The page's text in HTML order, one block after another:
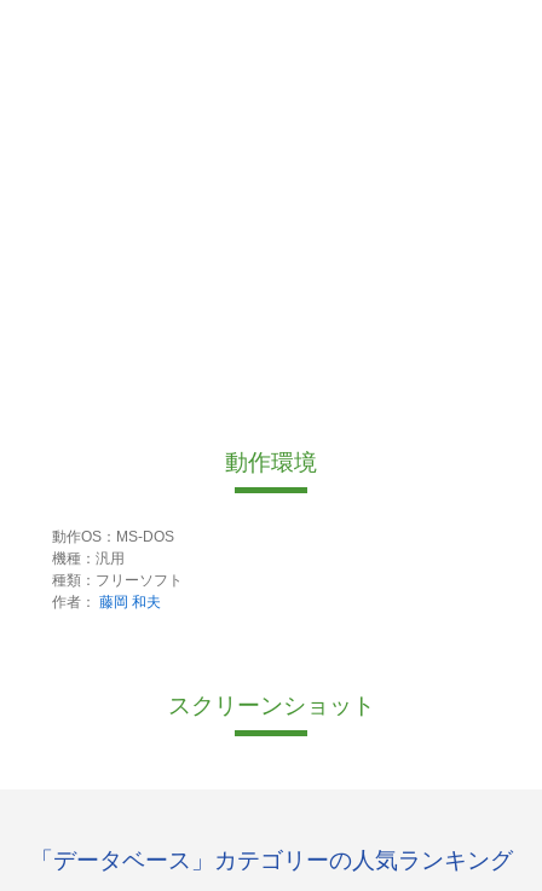
動作環境
動作OS：MS-DOS
機種：汎用
種類：フリーソフト
作者： 藤岡 和夫
スクリーンショット
「データベース」カテゴリーの人気ランキング